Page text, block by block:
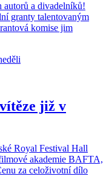
autorů a divadelníků!
granty talentovaným
komise jim
již v
Royal Festival Hall
akademie BAFTA,
za celoživotní dílo